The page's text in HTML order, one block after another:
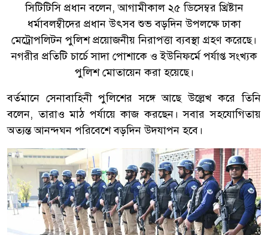
সিটিটিসি প্রধান বলেন, আগামীকাল ২৫ ডিসেম্বর খ্রিষ্টান
ধর্মাবলম্বীদের প্রধান উৎসব শুভ বড়দিন উপলক্ষে ঢাকা
মেট্রোপলিটন পুলিশ প্রয়োজনীয় নিরাপত্তা ব্যবস্থা গ্রহণ করেছে।
নগরীর প্রতিটি চার্চে সাদা পোশাকে ও ইউনিফর্মে পর্যাপ্ত সংখ্যক
পুলিশ মোতায়েন করা হয়েছে।
বর্তমানে সেনাবাহিনী পুলিশের সঙ্গে আছে উল্লেখ করে তিনি
বলেন, তারাও মাঠ পর্যায়ে কাজ করছেন। সবার সহযোগিতায়
অত্যন্ত আনন্দঘন পরিবেশে বড়দিন উদযাপন হবে।